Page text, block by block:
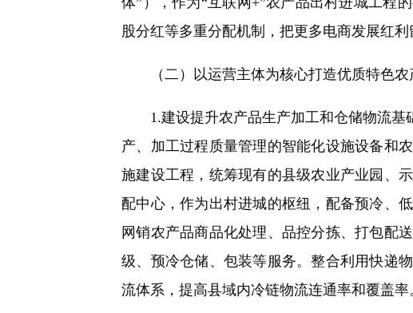
股分红等多重分配机制，把更多电商发展红利
（二）以运营主体为核心打造优质特色农
1.建设提升农产品生产加工和仓储物流基
产、加工过程质量管理的智能化设施设备和
施建设工程，统筹现有的县级农业产业园、
配中心，作为出村进城的枢纽，配备预冷、
网销农产品商品化处理、品控分拣、打包配
级、预冷仓储、包装等服务。整合利用快递
流体系，提高县域内冷链物流连通率和覆盖率